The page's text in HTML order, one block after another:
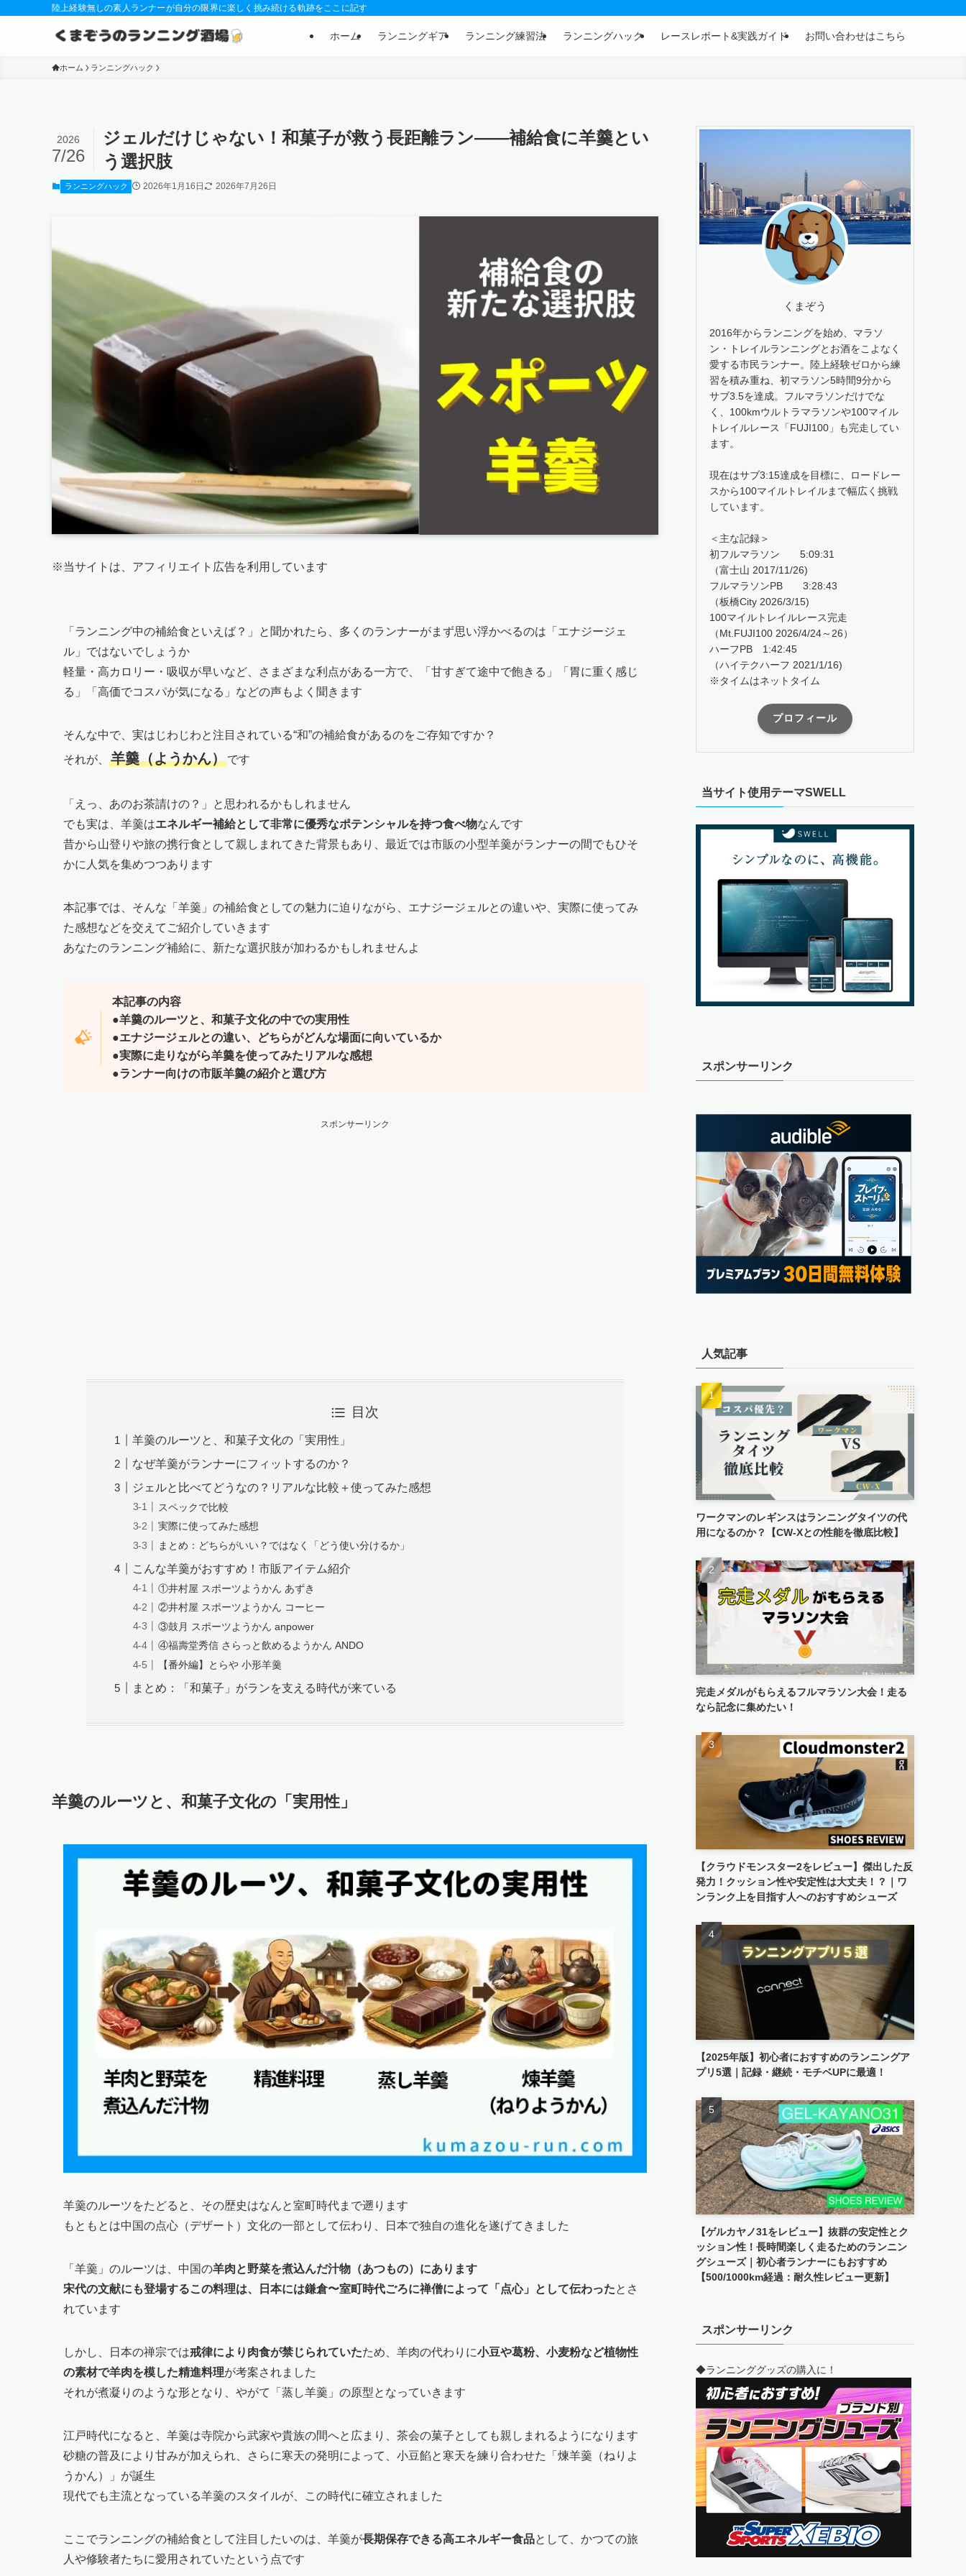
陸上経験無しの素人ランナーが自分の限界に楽しく挑み続ける軌跡をここに記す
ホーム ランニングギア ランニング練習法 ランニングハック レースレポート&実践ガイド お問い合わせはこちら
ホーム ランニングハック
ジェルだけじゃない！和菓子が救う長距離ラン――補給食に羊羹とい
う選択肢
2026
7/26
ランニングハック 2026年1月16日 2026年7月26日
※当サイトは、アフィリエイト広告を利用しています
「ランニング中の補給食といえば？」と聞かれたら、多くのランナーがまず思い浮かべるのは「エナジージェ
ル」ではないでしょうか
軽量・高カロリー・吸収が早いなど、さまざまな利点がある一方で、「甘すぎて途中で飽きる」「胃に重く感じ
る」「高価でコスパが気になる」などの声もよく聞きます
そんな中で、実はじわじわと注目されている“和”の補給食があるのをご存知ですか？
それが、
羊羹（ようかん）です
「えっ、あのお茶請けの？」と思われるかもしれません
でも実は、羊羹はエネルギー補給として非常に優秀なポテンシャルを持つ食べ物なんです
昔から山登りや旅の携行食として親しまれてきた背景もあり、最近では市販の小型羊羹がランナーの間でもひそ
かに人気を集めつつあります
本記事では、そんな「羊羹」の補給食としての魅力に迫りながら、エナジージェルとの違いや、実際に使ってみ
た感想などを交えてご紹介していきます
あなたのランニング補給に、新たな選択肢が加わるかもしれませんよ
本記事の内容
●羊羹のルーツと、和菓子文化の中での実用性
●エナジージェルとの違い、どちらがどんな場面に向いているか
●実際に走りながら羊羹を使ってみたリアルな感想
●ランナー向けの市販羊羹の紹介と選び方
スポンサーリンク
目次
羊羹のルーツと、和菓子文化の「実用性」
なぜ羊羹がランナーにフィットするのか？
ジェルと比べてどうなの？リアルな比較＋使ってみた感想
スペックで比較
実際に使ってみた感想
まとめ：どちらがいい？ではなく「どう使い分けるか」
こんな羊羹がおすすめ！市販アイテム紹介
①井村屋 スポーツようかん あずき
②井村屋 スポーツようかん コーヒー
③鼓月 スポーツようかん anpower
④福壽堂秀信 さらっと飲めるようかん ANDO
【番外編】とらや 小形羊羹
まとめ：「和菓子」がランを支える時代が来ている
羊羹のルーツと、和菓子文化の「実用性」
羊羹のルーツをたどると、その歴史はなんと室町時代まで遡ります
もともとは中国の点心（デザート）文化の一部として伝わり、日本で独自の進化を遂げてきました
「羊羹」のルーツは、中国の羊肉と野菜を煮込んだ汁物（あつもの）にあります
宋代の文献にも登場するこの料理は、日本には鎌倉〜室町時代ごろに禅僧によって「点心」として伝わったとさ
れています
しかし、日本の禅宗では戒律により肉食が禁じられていたため、羊肉の代わりに小豆や葛粉、小麦粉など植物性
の素材で羊肉を模した精進料理が考案されました
それが煮凝りのような形となり、やがて「蒸し羊羹」の原型となっていきます
江戸時代になると、羊羹は寺院から武家や貴族の間へと広まり、茶会の菓子としても親しまれるようになります
砂糖の普及により甘みが加えられ、さらに寒天の発明によって、小豆餡と寒天を練り合わせた「煉羊羹（ねりよ
うかん）」が誕生
現代でも主流となっている羊羹のスタイルが、この時代に確立されました
ここでランニングの補給食として注目したいのは、羊羹が長期保存できる高エネルギー食品として、かつての旅
人や修験者たちに愛用されていたという点です
くまぞう
2016年からランニングを始め、マラソ
ン・トレイルランニングとお酒をこよなく
愛する市民ランナー。陸上経験ゼロから練
習を積み重ね、初マラソン5時間9分から
サブ3.5を達成。フルマラソンだけでな
く、100kmウルトラマラソンや100マイル
トレイルレース「FUJI100」も完走してい
ます。
現在はサブ3:15達成を目標に、ロードレー
スから100マイルトレイルまで幅広く挑戦
しています。
＜主な記録＞
初フルマラソン 5:09:31
（富士山 2017/11/26)
フルマラソンPB 3:28:43
（板橋City 2026/3/15)
100マイルトレイルレース完走
（Mt.FUJI100 2026/4/24～26）
ハーフPB 1:42:45
（ハイテクハーフ 2021/1/16)
※タイムはネットタイム
プロフィール
当サイト使用テーマSWELL
スポンサーリンク
人気記事
ワークマンのレギンスはランニングタイツの代
用になるのか？【CW-Xとの性能を徹底比較】
完走メダルがもらえるフルマラソン大会！走る
なら記念に集めたい！
【クラウドモンスター2をレビュー】傑出した反
発力！クッション性や安定性は大丈夫！？｜ワ
ンランク上を目指す人へのおすすめシューズ
【2025年版】初心者におすすめのランニングア
プリ5選｜記録・継続・モチベUPに最適！
【ゲルカヤノ31をレビュー】抜群の安定性とク
ッション性！長時間楽しく走るためのランニン
グシューズ｜初心者ランナーにもおすすめ
【500/1000km経過：耐久性レビュー更新】
スポンサーリンク
◆ランニンググッズの購入に！